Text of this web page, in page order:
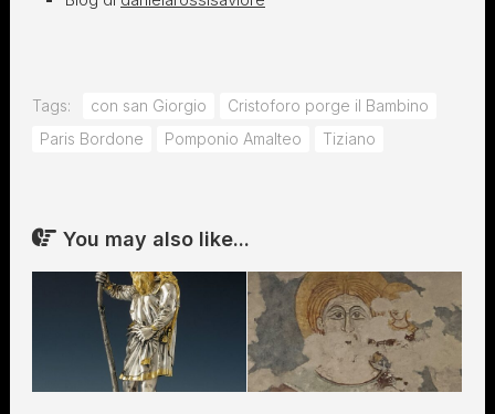
Tags: con san Giorgio
Cristoforo porge il Bambino
Paris Bordone
Pomponio Amalteo Tiziano
You may also like...